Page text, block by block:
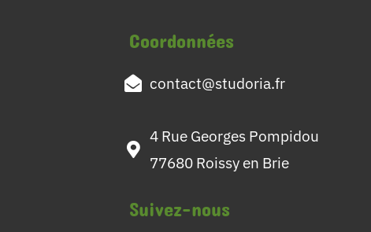
Coordonnées
contact@studoria.fr
4 Rue Georges Pompidou
77680 Roissy en Brie
Suivez-nous